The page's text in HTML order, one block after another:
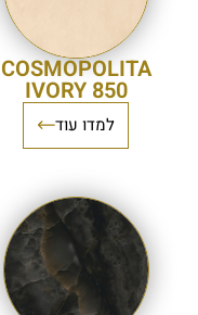
COSMOPOLITA
IVORY 850
למדו עוד